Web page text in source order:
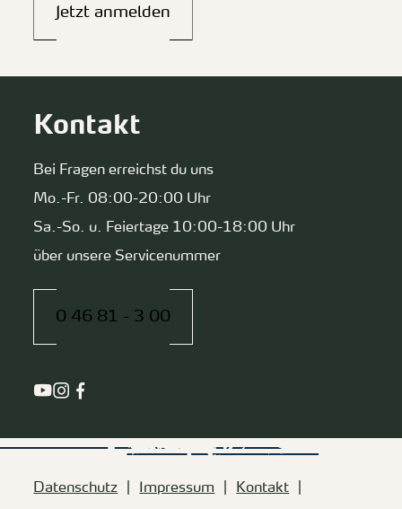
Jetzt anmelden
Kontakt
Bei Fragen erreichst du uns
Mo.-Fr. 08:00-20:00 Uhr
Sa.-So. u. Feiertage 10:00-18:00 Uhr
über unsere Servicenummer
0 46 81 - 3 00
Datenschutz Impressum Kontakt